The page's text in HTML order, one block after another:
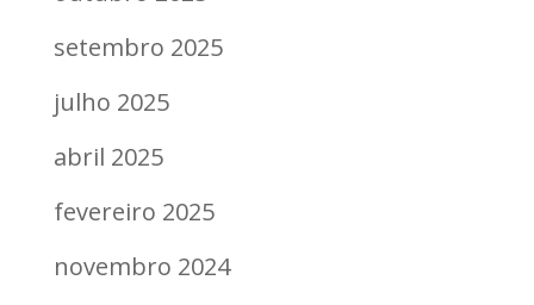
setembro 2025
julho 2025
abril 2025
fevereiro 2025
novembro 2024